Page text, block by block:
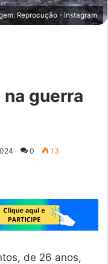
Reprocução - Instagram
guerra
0 13
de 26 anos,